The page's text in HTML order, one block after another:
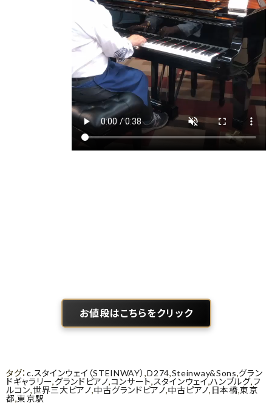
お値段はこちらをクリック
タグ：c.スタインウェイ（STEINWAY）,D274,Steinway&Sons,グラン
ドギャラリー,グランドピアノ,コンサート,スタインウェイ,ハンブルグ,フ
ルコン,世界三大ピアノ,中古グランドピアノ,中古ピアノ, 日本橋,東京
都,東京駅